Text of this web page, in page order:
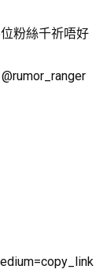
粉絲千祈唔好